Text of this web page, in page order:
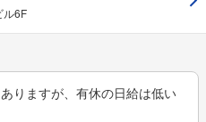
ル6F
りますが、有休の日給は低い